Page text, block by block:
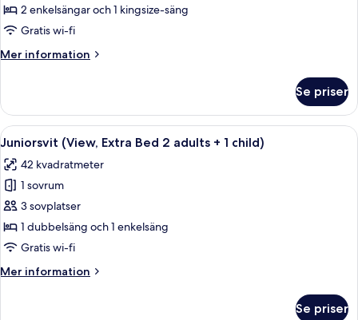
2 enkelsängar och 1 kingsize-säng
Gratis wi-fi
Mer information
Mer
Se priser
Öppna
alla
foton
för
Juniorsvit
(View,
Extra
2
Ett modernt hotellrum med en stor
13
Juniorsvit (View, Extra Bed 2 adults + 1 child)
42 kvadratmeter
1 sovrum
3 sovplatser
1 dubbelsäng och 1 enkelsäng
Gratis wi-fi
Mer information
Mer
Se priser